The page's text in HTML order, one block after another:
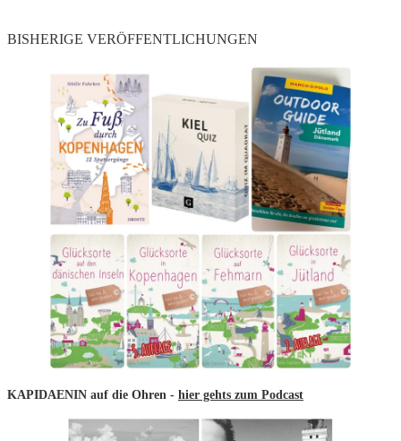
BISHERIGE VERÖFFENTLICHUNGEN
KAPIDAENIN auf die Ohren - hier gehts zum Podcast